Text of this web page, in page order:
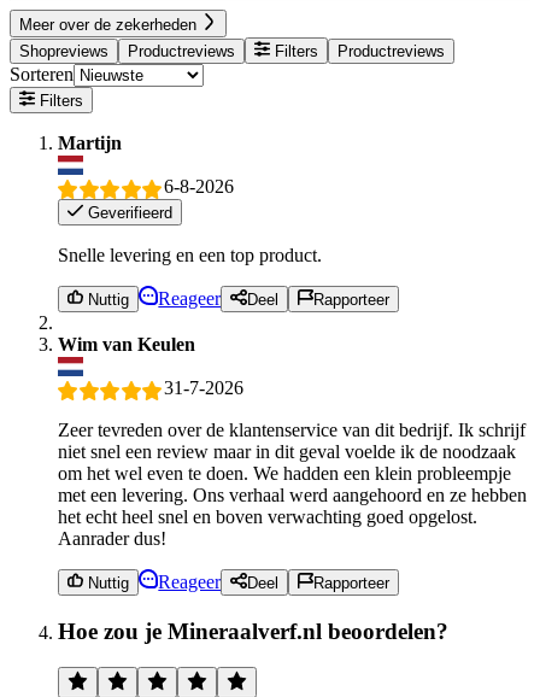
Meer over de zekerheden
Shopreviews
Productreviews Filters Productreviews
Sorteren
Filters
Martijn
6-8-2026
Geverifieerd
Snelle levering en een top product.
Nuttig Reageer Deel Rapporteer
Wim van Keulen
31-7-2026
Zeer tevreden over de klantenservice van dit bedrijf. Ik schrijf
niet snel een review maar in dit geval voelde ik de noodzaak
om het wel even te doen. We hadden een klein probleempje
met een levering. Ons verhaal werd aangehoord en ze hebben
het echt heel snel en boven verwachting goed opgelost.
Aanrader dus!
Nuttig Reageer Deel Rapporteer
Hoe zou je Mineraalverf.nl beoordelen?